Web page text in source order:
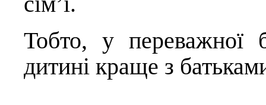
Тобто, у переважної
дитині краще з